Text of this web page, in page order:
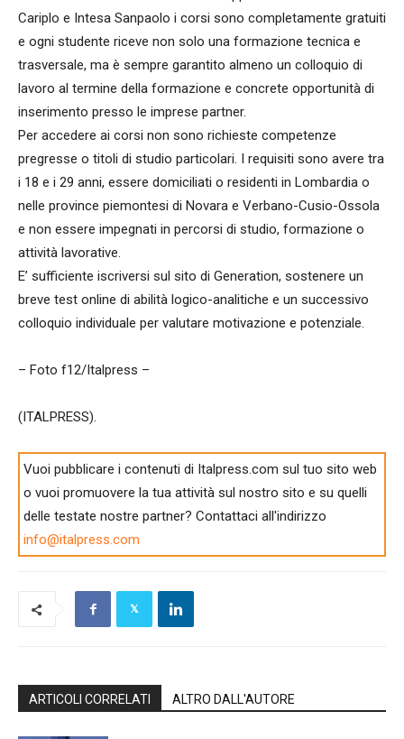
Cariplo e Intesa Sanpaolo i corsi sono completamente gratuiti
e ogni studente riceve non solo una formazione tecnica e
trasversale, ma è sempre garantito almeno un colloquio di
lavoro al termine della formazione e concrete opportunità di
inserimento presso le imprese partner.
Per accedere ai corsi non sono richieste competenze
pregresse o titoli di studio particolari. I requisiti sono avere tra
i 18 e i 29 anni, essere domiciliati o residenti in Lombardia o
nelle province piemontesi di Novara e Verbano-Cusio-Ossola
e non essere impegnati in percorsi di studio, formazione o
attività lavorative.
E’ sufficiente iscriversi sul sito di Generation, sostenere un
breve test online di abilità logico-analitiche e un successivo
colloquio individuale per valutare motivazione e potenziale.
– Foto f12/Italpress –
(ITALPRESS).
Vuoi pubblicare i contenuti di Italpress.com sul tuo sito web
o vuoi promuovere la tua attività sul nostro sito e su quelli
delle testate nostre partner? Contattaci all'indirizzo
info@italpress.com
ARTICOLI CORRELATI ALTRO DALL'AUTORE